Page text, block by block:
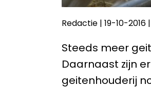
Redactie| 19-10-2016|
Steeds meer
Daarnaast zijn
geitenhouderij